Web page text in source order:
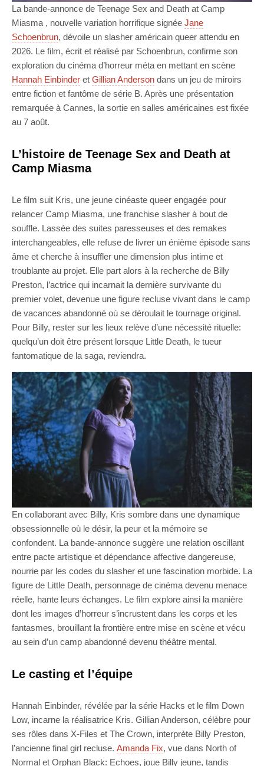
La bande-annonce de Teenage Sex and Death at Camp
Miasma , nouvelle variation horrifique signée Jane
Schoenbrun, dévoile un slasher américain queer attendu en
2026. Le film, écrit et réalisé par Schoenbrun, confirme son
exploration du cinéma d’horreur méta en mettant en scène
Hannah Einbinder et Gillian Anderson dans un jeu de miroirs
entre fiction et fantôme de série B. Après une présentation
remarquée à Cannes, la sortie en salles américaines est fixée
au 7 août.
L’histoire de Teenage Sex and Death at
Camp Miasma
Le film suit Kris, une jeune cinéaste queer engagée pour
relancer Camp Miasma, une franchise slasher à bout de
souffle. Lassée des suites paresseuses et des remakes
interchangeables, elle refuse de livrer un énième épisode sans
âme et cherche à insuffler une dimension plus intime et
troublante au projet. Elle part alors à la recherche de Billy
Preston, l’actrice qui incarnait la dernière survivante du
premier volet, devenue une figure recluse vivant dans le camp
de vacances abandonné où se déroulait le tournage original.
Pour Billy, rester sur les lieux relève d’une nécessité rituelle:
quelqu’un doit être présent lorsque Little Death, le tueur
fantomatique de la saga, reviendra.
En collaborant avec Billy, Kris sombre dans une dynamique
obsessionnelle où le désir, la peur et la mémoire se
confondent. La bande-annonce suggère une relation oscillant
entre pacte artistique et dépendance affective dangereuse,
nourrie par les codes du slasher et une fascination morbide. La
figure de Little Death, personnage de cinéma devenu menace
réelle, hante leurs échanges. Le film explore ainsi la manière
dont les images d’horreur s’incrustent dans les corps et les
fantasmes, brouillant la frontière entre mise en scène et vécu
au sein d’un camp abandonné devenu théâtre mental.
Le casting et l’équipe
Hannah Einbinder, révélée par la série Hacks et le film Down
Low, incarne la réalisatrice Kris. Gillian Anderson, célèbre pour
ses rôles dans X-Files et The Crown, interprète Billy Preston,
l’ancienne final girl recluse. Amanda Fix, vue dans North of
Normal et Orphan Black: Echoes, joue Billy jeune, tandis